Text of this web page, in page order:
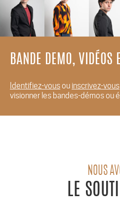
BANDE DEMO, VIDÉOS
Identifiez-vousou inscrivez-vous
visionner les bandes-démos ou
NOUS
LE